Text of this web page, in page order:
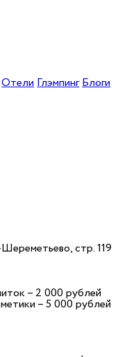
ОтелиГлэмпингБлоги
стр. 119
– 2 000 рублей
– 5 000 рублей